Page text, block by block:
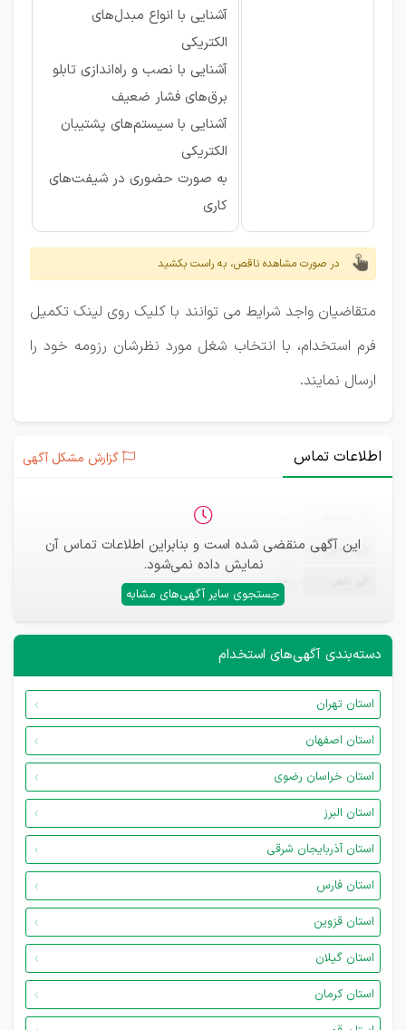
آشنایی با انواع مبدل‌های
الکتریکی
آشنایی با نصب و راه‌اندازی تابلو
برق‌های فشار ضعیف
آشنایی با سیستم‌های پشتیبان
الکتریکی
به صورت حضوری در شیفت‌های
کاری
در صورت مشاهده ناقص، به راست بکشید
متقاضیان واجد شرایط می توانند با کلیک روی لینک تکمیل
فرم استخدام، با انتخاب شغل مورد نظرشان رزومه خود را
ارسال نمایند.
اطلاعات تماس گزارش مشکل آگهی
این آگهی منقضی شده است و بنابراین اطلاعات تماس آن
نمایش داده نمی‌شود.
جستجوی سایر آگهی‌های مشابه
ایمیل —
—
دسته‌بندی آگهی‌های استخدام
استان تهران
استان اصفهان
استان خراسان رضوی
استان البرز
استان آذربایجان شرقی
استان فارس
استان قزوین
استان گیلان
استان کرمان